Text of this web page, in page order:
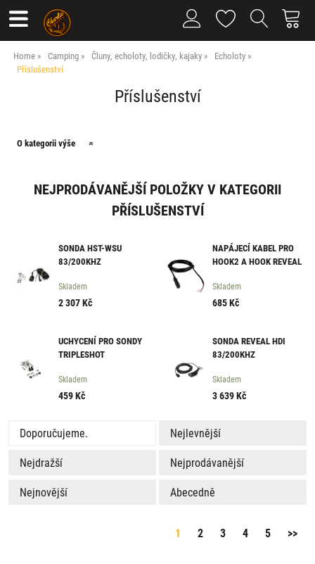
Home Camping Čluny, echoloty, lodičky, kajaky
Echoloty
Příslušenství
Příslušenství
O kategorii výše
NEJPRODÁVANĚJŠÍ POLOŽKY V KATEGORII
PŘÍSLUŠENSTVÍ
SONDA HST-WSU
83/200KHZ
Skladem
2 307Kč
NAPÁJECÍ KABEL PRO
HOOK2 A HOOK REVEAL
Skladem
685Kč
UCHYCENÍ PRO SONDY
TRIPLESHOT
Skladem
459Kč
SONDA REVEAL HDI
83/200KHZ
Skladem
3 639Kč
Doporučujeme.
Nejlevnější
Nejdražší
Nejprodávanější
Nejnovější
Abecedně
1 2 3 4 5 >>